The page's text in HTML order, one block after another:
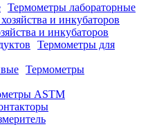
Термометры лабораторные
и инкубаторов
Термометры для
Термометры
ASTM